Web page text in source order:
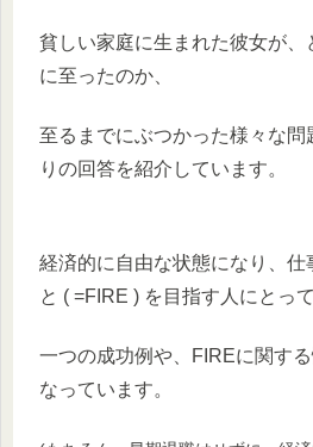
貧しい家庭に生まれた彼女が、
に至ったのか、
至るまでにぶつかった様々な問
りの回答を紹介しています。
経済的に自由な状態になり、仕
と ( =FIRE ) を目指す人にとって
一つの成功例や、FIREに関す
なっています。